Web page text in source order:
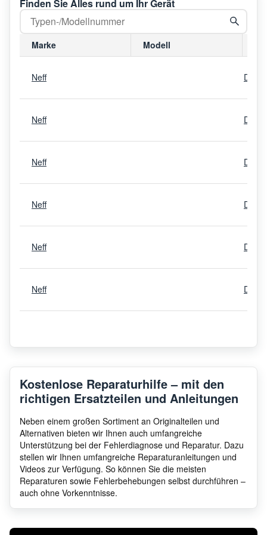
Finden Sie Alles rund um Ihr Gerät
Marke Modell
Neff
Neff
Neff
Neff
Neff
Neff
Neff
Kostenlose Reparaturhilfe – mit den
richtigen Ersatzteilen und Anleitungen
Neben einem großen Sortiment an Originalteilen und
Alternativen bieten wir Ihnen auch umfangreiche
Unterstützung bei der Fehlerdiagnose und Reparatur. Dazu
stellen wir Ihnen umfangreiche Reparaturanleitungen und
Videos zur Verfügung. So können Sie die meisten
Reparaturen sowie Fehlerbehebungen selbst durchführen –
auch ohne Vorkenntnisse.